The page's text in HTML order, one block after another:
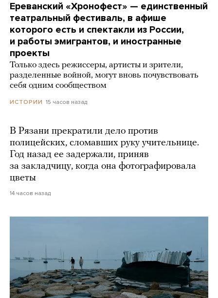
Ереванский «Хронофест» — единственный
театральный фестиваль, в афише
которого есть и спектакли из России,
и работы эмигрантов, и иностранные
проекты
Только здесь режиссеры, артисты и зрители,
разделенные войной, могут вновь почувствовать
себя одним сообществом
ИСТОРИИ 15 часов назад
В Рязани прекратили дело против
полицейских, сломавших руку учительнице.
Год назад ее задержали, приняв
за закладчицу, когда она фотографировала
цветы
14 часов назад